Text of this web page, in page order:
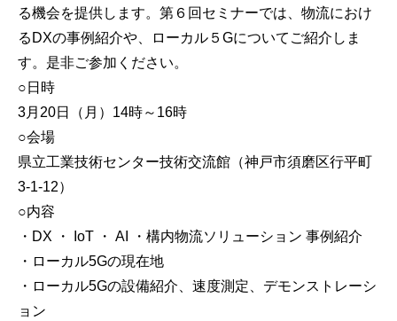
る機会を提供します。第６回セミナーでは、物流におけ
るDXの事例紹介や、ローカル５Gについてご紹介しま
す。是非ご参加ください。
○日時
3月20日（月）14時～16時
○会場
県立工業技術センター技術交流館（神戸市須磨区行平町
3-1-12）
○内容
・DX ・ IoT ・ AI ・構内物流ソリューション 事例紹介
・ローカル5Gの現在地
・ローカル5Gの設備紹介、速度測定、デモンストレーシ
ョン